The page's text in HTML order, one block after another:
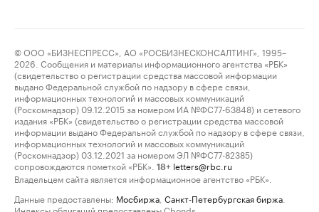
© ООО «БИЗНЕСПРЕСС», АО «РОСБИЗНЕСКОНСАЛТИНГ», 1995–
2026. Сообщения и материалы информационного агентства «РБК»
(свидетельство о регистрации средства массовой информации
выдано Федеральной службой по надзору в сфере связи,
информационных технологий и массовых коммуникаций
(Роскомнадзор) 09.12.2015 за номером ИА №ФС77-63848) и сетевого
издания «РБК» (свидетельство о регистрации средства массовой
информации выдано Федеральной службой по надзору в сфере связи,
информационных технологий и массовых коммуникаций
(Роскомнадзор) 03.12.2021 за номером ЭЛ №ФС77-82385)
сопровождаются пометкой «РБК».
18+ letters@rbc.ru
Владельцем сайта является информационное агентство «РБК».
Данные предоставлены: Мосбиржа Санкт-Петербургская биржа